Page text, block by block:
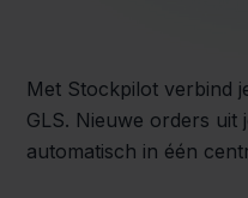
Met Stockpilot verbind
GLS. Nieuwe orders uit
automatisch in één